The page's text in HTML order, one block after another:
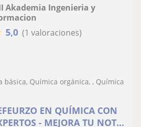
Akademia Ingenieria y
5,0 (1 valoraciones)
básica, Química orgánica, , Química
EN QUÍMICA CON
- MEJORA TU NOTA